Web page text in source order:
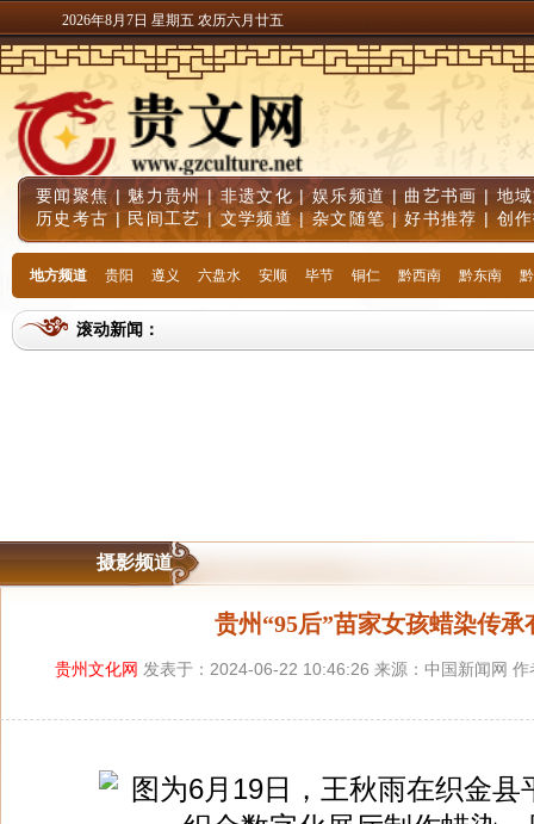
2026年8月7日 星期五 农历六月廿五
要闻聚焦| 魅力贵州|非遗文化 |娱乐频道 | 曲艺书画 | 地
历史考古 | 民间工艺 |文学频道|杂文随笔 |好书推荐 | 创
地方频道 贵阳 遵义 六盘水 安顺 毕节 铜仁 黔西南 黔东南
滚动新闻：
摄影频道
贵州“95后”苗家女孩蜡染传承
贵州文化网 发表于：2024-06-22 10:46:26 来源：中国新闻网